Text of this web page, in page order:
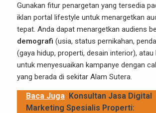
Gunakan fitur penargetan yang tersedia
iklan portal lifestyle untuk menargetkan
tepat. Anda dapat menargetkan audiens
demografi (usia, status pernikahan,
(gaya hidup, properti, desain interior), atau
untuk menyesuaikan kampanye dengan
yang berada di sekitar Alam Sutera.
Baca Juga Konsultan Jasa Digital
Marketing Spesialis Properti: